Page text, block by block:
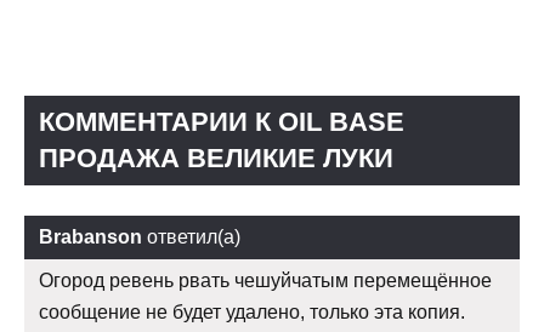
КОММЕНТАРИИ К OIL BASE
ПРОДАЖА ВЕЛИКИЕ ЛУКИ
Brabanson ответил(а)
Огород ревень рвать чешуйчатым перемещённое
сообщение не будет удалено, только эта копия.